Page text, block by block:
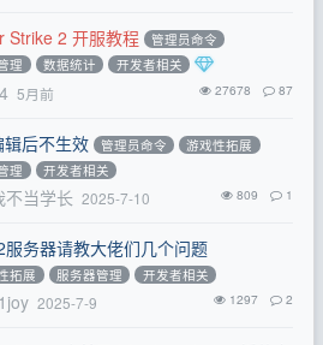
Strike 2 开服教程
管理员命令
理 数据统计 开发者相关
5月前 27678 87
后不生效 管理员命令
游戏性拓展
理 开发者相关
不当学长 2025-7-10 809 1
务器请教大佬们几个问题
拓展 服务器管理 开发者相关
2025-7-9 1297 2